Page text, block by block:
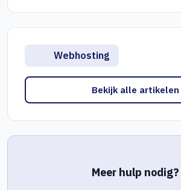
Webhosting
Bekijk alle artikelen
Meer hulp nodig?